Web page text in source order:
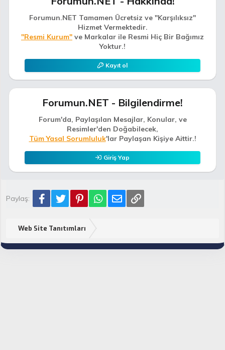
Forumun.NET Tamamen Ücretsiz ve "Karşılıksız"
Hizmet Vermektedir.
"Resmi Kurum" ve Markalar ile Resmi Hiç Bir Bağımız
Yoktur.!
Kayıt ol
Forumun.NET - Bilgilendirme!
Forum'da, Paylaşılan Mesajlar, Konular, ve
Resimler'den Doğabilecek,
Tüm Yasal Sorumluluk'lar Paylaşan Kişiye Aittir.!
Giriş Yap
Paylaş: Facebook
Twitter PinterestWhatsApp
E-posta
Web Site Tanıtımları